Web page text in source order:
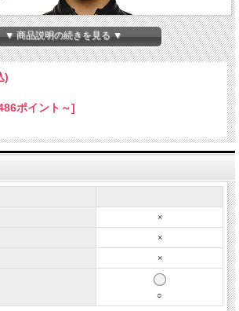
▼ 商品説明の続きを見る ▼
)
ポイント～]
×
×
×
○